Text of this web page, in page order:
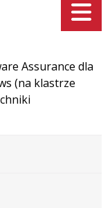
Menu
Assurance dla
(na klastrze